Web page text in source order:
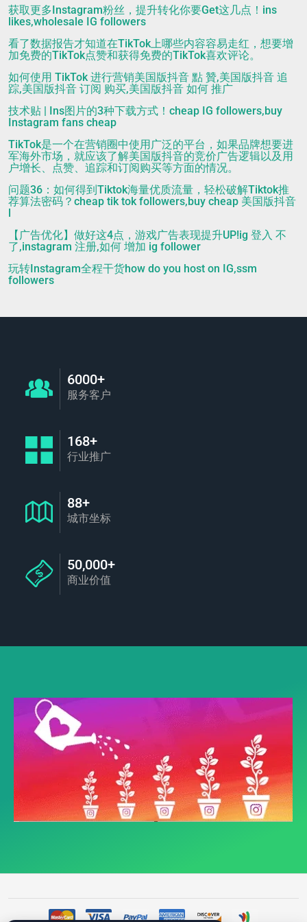
获取更多Instagram粉丝，提升转化你要Get这几点！ins
likes,wholesale IG followers
看了数据报告才知道在TikTok上哪些内容容易走红，想要增
加免费的TikTok点赞和获得免费的TikTok喜欢评论。
如何使用 TikTok 进行营销美国版抖音 點 贊,美国版抖音 追
踪,美国版抖音 订阅 购买,美国版抖音 如何 推广
技术贴 | Ins图片的3种下载方式！cheap IG followers,buy
Instagram fans cheap
TikTok是一个在营销圈中使用广泛的平台，如果品牌想要进
军海外市场，就应该了解美国版抖音的竞价广告逻辑以及用
户增长、点赞、追踪和订阅购买等方面的情况。
问题36：如何得到Tiktok海量优质流量，轻松破解Tiktok推
荐算法密码？cheap tik tok followers,buy cheap 美国版抖音
l
【广告优化】做好这4点，游戏广告表现提升UP!ig 登入 不
了,instagram 注册,如何 增加 ig follower
玩转Instagram全程干货how do you host on IG,ssm
followers
6000+
服务客户
168+
行业推广
88+
城市坐标
50,000+
商业价值